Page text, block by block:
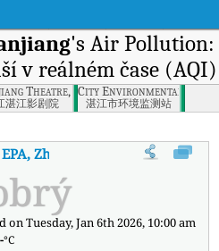
's Air Pollution:
v reálném čase (AQI)
Theatre, Zhanjiang
湛江影剧院
City Environmental
湛江市环境监测站
Zhanjiang Index kvality
on Tuesday, Jan 6th 2026, 10:00 am
-°C